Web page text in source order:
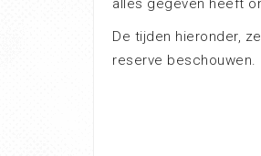
alles gegeven heeft
De tijden hieronder,
reserve beschouwen.